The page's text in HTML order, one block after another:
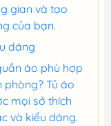
gian và tạo
của bạn.
dáng
áo phù hợp
phòng? Tủ áo
mọi sở thích
và kiểu dáng.